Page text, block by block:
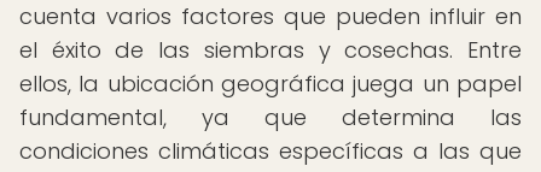
cuenta varios factores que pueden influir en
el éxito de las siembras y cosechas. Entre
ellos, la ubicación geográfica juega un papel
fundamental, ya que determina las
condiciones climáticas específicas a las que